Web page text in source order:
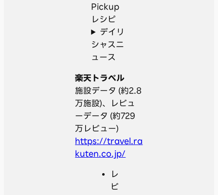
Pickup
レシピ
デイリ
シャスニ
ュース
楽天トラベル
施設データ (約2.8
万施設)、レビュ
ーデータ (約729
万レビュー)
https://travel.ra
kuten.co.jp/
レ
ビ